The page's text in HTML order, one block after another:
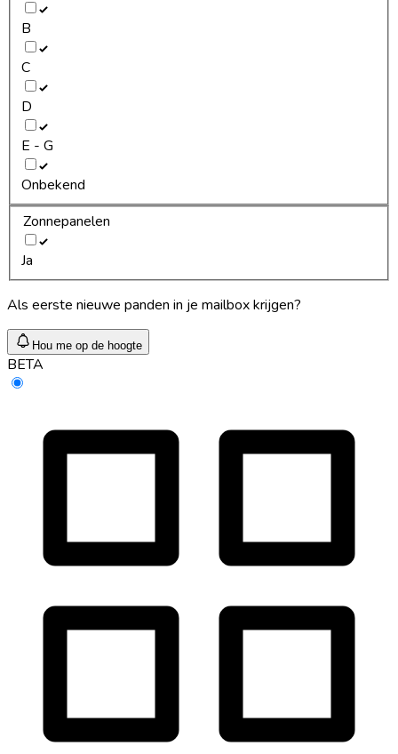
B
C
D
E - G
Onbekend
Zonnepanelen
Ja
Als eerste nieuwe panden in je mailbox krijgen?
Hou me op de hoogte
BETA